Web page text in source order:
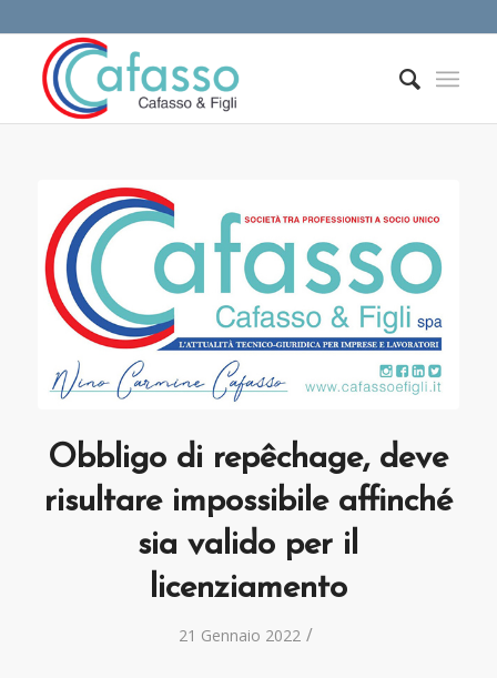
Obbligo di repêchage, deve
risultare impossibile affinché
sia valido per il
licenziamento
21 Gennaio 2022 /